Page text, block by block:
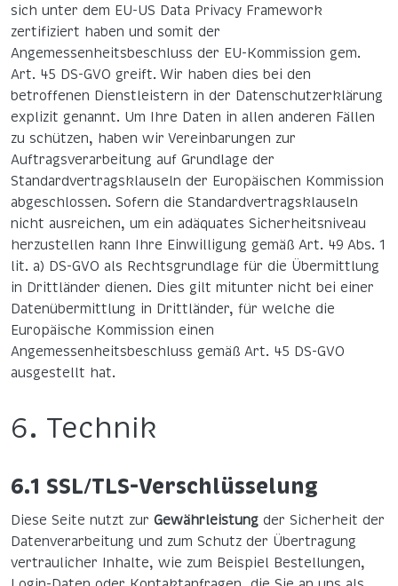
sich unter dem EU-US Data Privacy Framework
zertifiziert haben und somit der
Angemessenheitsbeschluss der EU-Kommission gem.
Art. 45 DS-GVO greift. Wir haben dies bei den
betroffenen Dienstleistern in der Datenschutzerklärung
explizit genannt. Um Ihre Daten in allen anderen Fällen
zu schützen, haben wir Vereinbarungen zur
Auftragsverarbeitung auf Grundlage der
Standardvertragsklauseln der Europäischen Kommission
abgeschlossen. Sofern die Standardvertragsklauseln
nicht ausreichen, um ein adäquates Sicherheitsniveau
herzustellen kann Ihre Einwilligung gemäß Art. 49 Abs. 1
lit. a) DS-GVO als Rechtsgrundlage für die Übermittlung
in Drittländer dienen. Dies gilt mitunter nicht bei einer
Datenübermittlung in Drittländer, für welche die
Europäische Kommission einen
Angemessenheitsbeschluss gemäß Art. 45 DS-GVO
ausgestellt hat.
6. Technik
6.1 SSL/TLS-Verschlüsselung
Diese Seite nutzt zur Gewährleistung der Sicherheit der
Datenverarbeitung und zum Schutz der Übertragung
vertraulicher Inhalte, wie zum Beispiel Bestellungen,